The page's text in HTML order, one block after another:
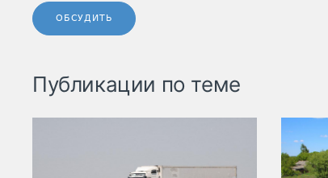
ОБСУДИТЬ
Публикации по теме